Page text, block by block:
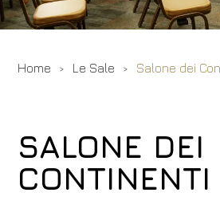
Gallery
Contatti
Home Le Sale Salone dei
SALONE DEI
CONTINENTI